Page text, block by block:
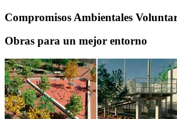
Compromisos Ambientales
Obras para un mejor entorno